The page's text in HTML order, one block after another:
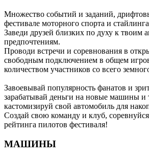
Множество событий и заданий,
фестивале моторного спорта и
Заведи друзей близких по духу к твоим
предпочтениям.
Проводи встречи и соревнования в
свободным подключением в общем
количеством участников со всего
Завоевывай популярность фанатов и
зарабатывай деньги на новые машины и
кастомизируй свой автомобиль для
Создай свою команду и клуб,
рейтинга пилотов фестиваля!
МАШИНЫ